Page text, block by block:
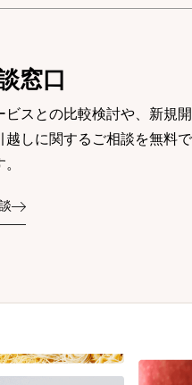
窓口
ビスとの比較検討や、新規開
越しに関するご相談を無料で